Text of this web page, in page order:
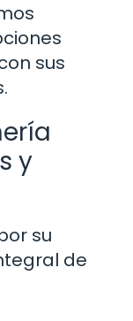
sus
y
su
de